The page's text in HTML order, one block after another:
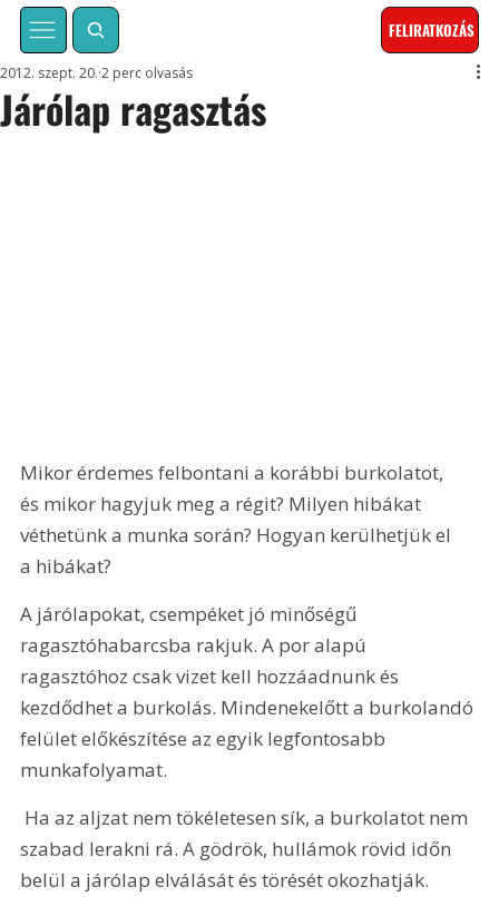
FELIRATKOZÁS
Járólap ragasztás
2012. szept. 20. 2 perc olvasás
Mikor érdemes felbontani a korábbi burkolatot,
és mikor hagyjuk meg a régit? Milyen hibákat
véthetünk a munka során? Hogyan kerülhetjük el
a hibákat?
A járólapokat, csempéket jó minőségű
ragasztóhabarcsba rakjuk. A por alapú
ragasztóhoz csak vizet kell hozzáadnunk és
kezdődhet a burkolás. Mindenekelőtt a burkolandó
felület előkészítése az egyik legfontosabb
munkafolyamat.
szabad lerakni rá. A gödrök, hullámok rövid időn
belül a járólap elválását és törését okozhatják.